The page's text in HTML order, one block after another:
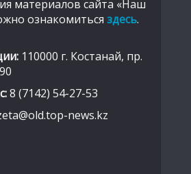
материалов сайта «Наш
ознакомиться здесь.
110000 г. Костанай, пр.
8 (7142) 54-27-53
news.kz